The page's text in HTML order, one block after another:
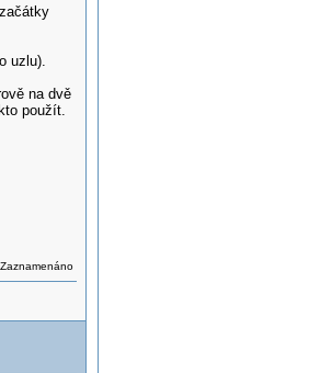
uzlu).
na dvě
použít.